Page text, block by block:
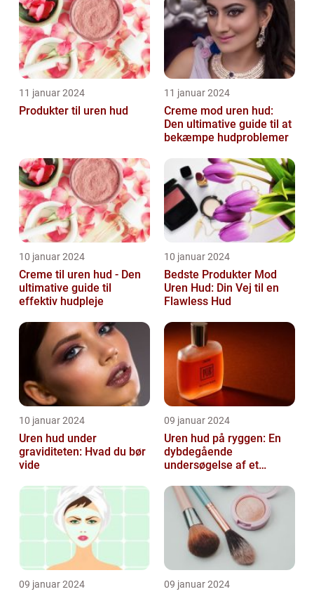
11 januar 2024
Produkter til uren hud
11 januar 2024
Creme mod uren hud:
Den ultimative guide til at
bekæmpe hudproblemer
10 januar 2024
Creme til uren hud - Den
ultimative guide til
effektiv hudpleje
10 januar 2024
Bedste Produkter Mod
Uren Hud: Din Vej til en
Flawless Hud
10 januar 2024
Uren hud under
graviditeten: Hvad du bør
vide
09 januar 2024
Uren hud på ryggen: En
dybdegående
undersøgelse af et
undertiden overset
skønhedspr...
09 januar 2024 09 januar 2024